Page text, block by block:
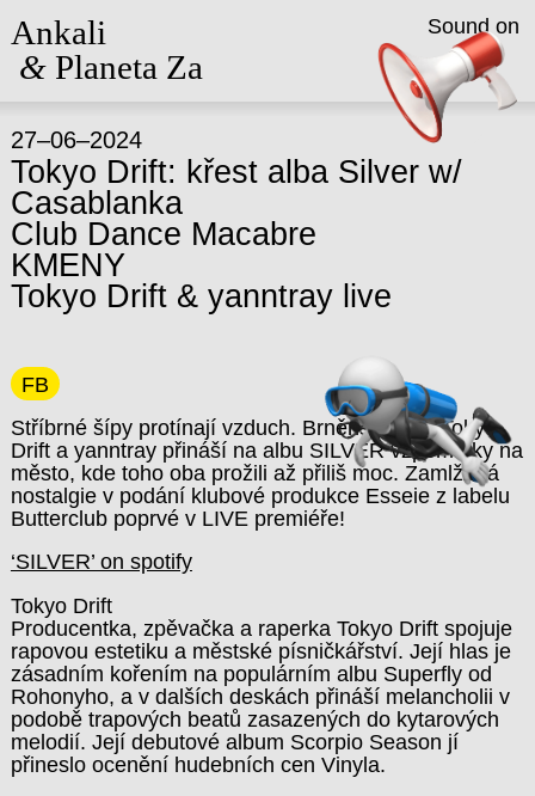
Ankali
&Planeta Za
27–06–2024
Tokyo Drift: křest alba Silver w/
Casablanka
Club Dance Macabre
KMENY
Tokyo Drift & yanntray live
FB
Stříbrné šípy protínají vzduch. Brněnské duo Tokyo
Drift a yanntray přináší na albu SILVER vzpomínky na
město, kde toho oba prožili až přiliš moc. Zamlžená
nostalgie v podání klubové produkce Esseie z labelu
Butterclub poprvé v LIVE premiéře!
‘SILVER’ on spotify
Tokyo Drift
Producentka, zpěvačka a raperka Tokyo Drift spojuje
rapovou estetiku a městské písničkářství. Její hlas je
zásadním kořením na populárním albu Superfly od
Rohonyho, a v dalších deskách přináší melancholii v
podobě trapových beatů zasazených do kytarových
melodií. Její debutové album Scorpio Season jí
přineslo ocenění hudebních cen Vinyla.
Sound on